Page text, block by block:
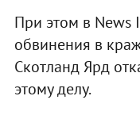
При этом в News
обвинения в
Скотланд Ярд
этому делу.